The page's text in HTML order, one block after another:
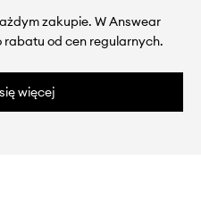
zakupie. W Answear
rabatu od cen regularnych.
więcej